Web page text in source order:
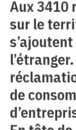
Aux 3410
sur le
de